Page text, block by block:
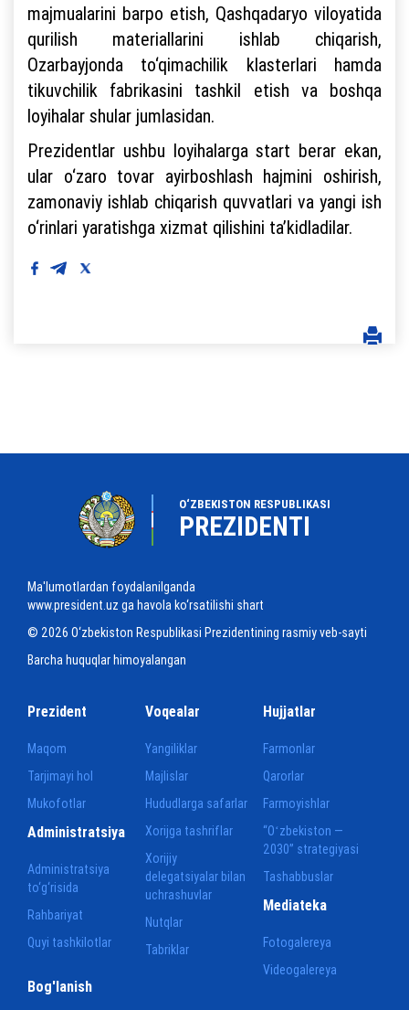
majmualarini barpo etish, Qashqadaryo viloyatida
qurilish materiallarini ishlab chiqarish,
Ozarbayjonda to‘qimachilik klasterlari hamda
tikuvchilik fabrikasini tashkil etish va boshqa
loyihalar shular jumlasidan.
Prezidentlar ushbu loyihalarga start berar ekan,
ular o‘zaro tovar ayirboshlash hajmini oshirish,
zamonaviy ishlab chiqarish quvvatlari va yangi ish
o‘rinlari yaratishga xizmat qilishini ta’kidladilar.
O‘ZBEKISTON RESPUBLIKASI
PREZIDENTI
Ma'lumotlardan foydalanilganda
www.president.uz ga havola ko‘rsatilishi shart
© 2026 O‘zbekiston Respublikasi Prezidentining rasmiy veb-sayti
Barcha huquqlar himoyalangan
Prezident
Maqom
Tarjimayi hol
Mukofotlar
Voqealar
Yangiliklar
Majlislar
Hududlarga safarlar
Xorijga tashriflar
Xorijiy
delegatsiyalar bilan
uchrashuvlar
Nutqlar
Tabriklar
Hujjatlar
Farmonlar
Qarorlar
Farmoyishlar
“Oʻzbekiston —
2030” strategiyasi
Tashabbuslar
Administratsiya
Administratsiya
to‘g‘risida
Rahbariyat
Quyi tashkilotlar
Mediateka
Fotogalereya
Videogalereya
Bog'lanish